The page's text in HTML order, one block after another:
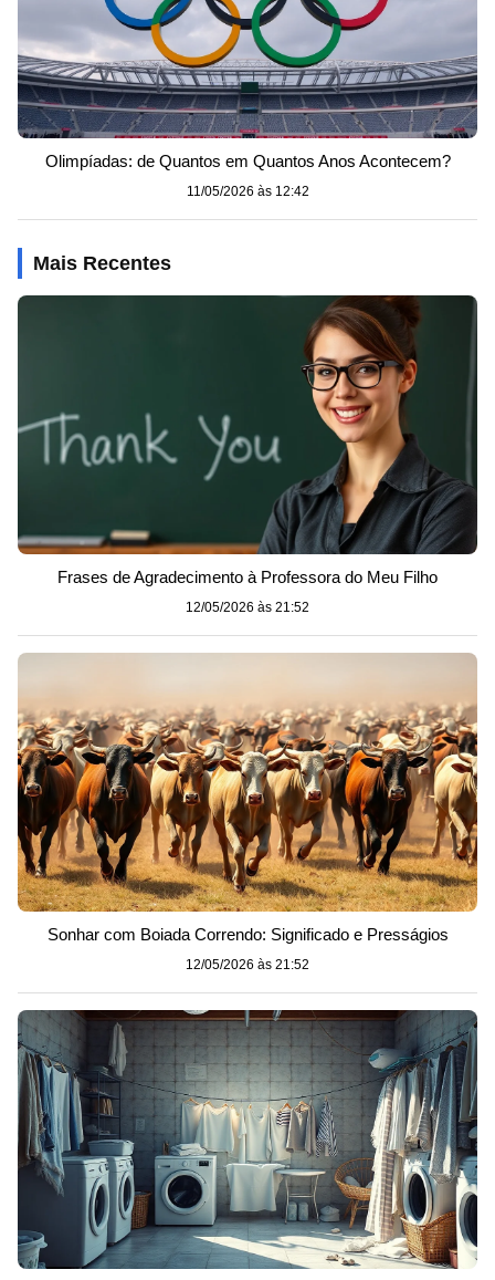
Olimpíadas: de Quantos em Quantos Anos Acontecem?
11/05/2026 às 12:42
Mais Recentes
Frases de Agradecimento à Professora do Meu Filho
12/05/2026 às 21:52
Sonhar com Boiada Correndo: Significado e Presságios
12/05/2026 às 21:52